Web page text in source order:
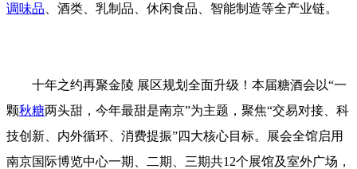
调味品 、酒类、乳制品、休闲食品、智能制造等全产业链。
十年之约再聚金陵 展区规划全面升级！本届糖酒会以“一
颗秋糖两头甜，今年最甜是南京”为主题，聚焦“交易对接、科
技创新、内外循环、消费提振”四大核心目标。展会全馆启用
南京国际博览中心一期、二期、三期共12个展馆及室外广场，